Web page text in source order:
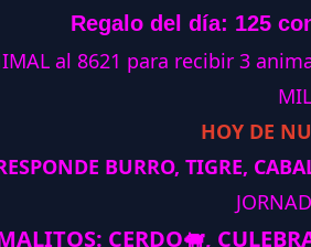
Regalo del día: 125
al 8621 para recibir 3
HOY DE
BURRO, TIGRE,
CERDO🐖,